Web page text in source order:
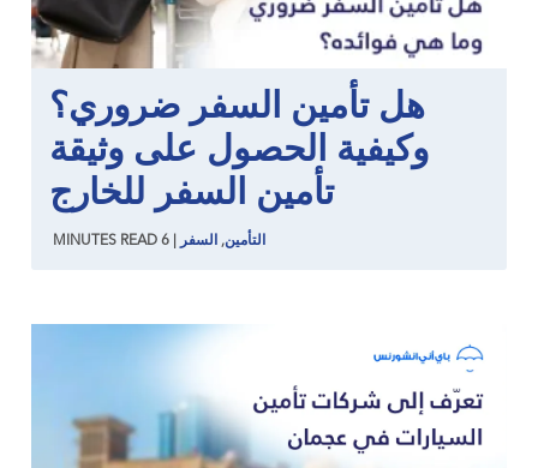
هل تأمين السفر ضروري؟
وكيفية الحصول على وثيقة
تأمين السفر للخارج
التأمين, السفر 6
MINUTES READ